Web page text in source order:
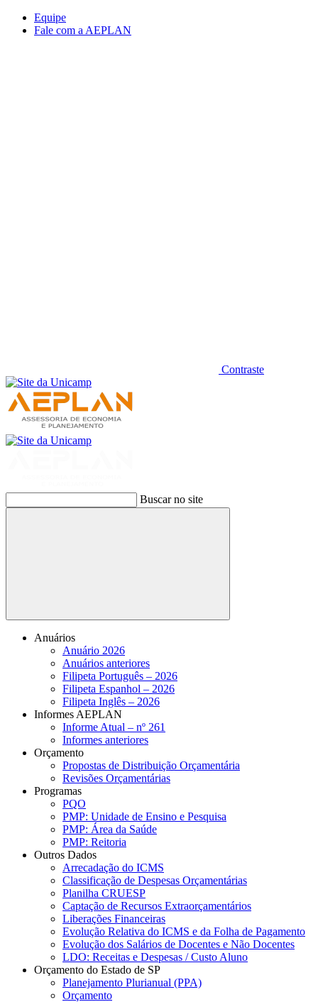
Conteúdo principal
Equipe
Fale com a AEPLAN
Contraste
Buscar no site
Buscar
Anuários
Anuário 2026
Anuários anteriores
Filipeta Português – 2026
Filipeta Espanhol – 2026
Filipeta Inglês – 2026
Informes AEPLAN
Informe Atual – nº 261
Informes anteriores
Orçamento
Propostas de Distribuição Orçamentária
Revisões Orçamentárias
Programas
PQO
PMP: Unidade de Ensino e Pesquisa
PMP: Área da Saúde
PMP: Reitoria
Outros Dados
Arrecadação do ICMS
Classificação de Despesas Orçamentárias
Planilha CRUESP
Captação de Recursos Extraorçamentários
Liberações Financeiras
Evolução Relativa do ICMS e da Folha de Pagamento
Evolução dos Salários de Docentes e Não Docentes
LDO: Receitas e Despesas / Custo Aluno
Orçamento do Estado de SP
Planejamento Plurianual (PPA)
Orçamento